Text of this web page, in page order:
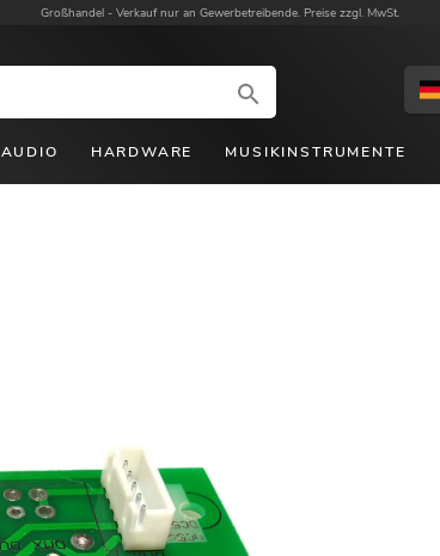
Großhandel - Verkauf nur an Gewerbetreibende. Preise zzgl. MwSt.
AUDIO HARDWARE MUSIKINSTRUMENTE